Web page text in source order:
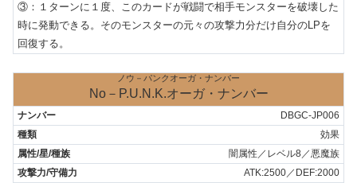
③：１ターンに１度、このカードが戦闘で相手モンスターを破壊した
時に発動できる。そのモンスターの元々の攻撃力分だけ自分のLPを
回復する。
ノウ－パンクオーガ・ナンバー
No－P.U.N.K.オーガ・ナンバー
DBGC-JP006
効果
闇属性／レベル8／悪魔族
ATK:2500／DEF:2000